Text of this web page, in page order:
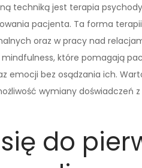
techniką jest terapia
pacjenta. Ta forma
oraz w pracy nad
które pomagają
emocji bez osądzania ich.
wymiany doświadczeń
do